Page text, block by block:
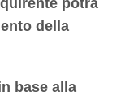
potrà
della
base alla